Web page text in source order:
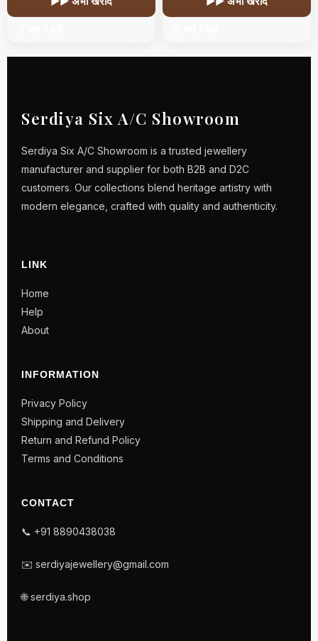
Serdiya Six A/C Showroom
Serdiya Six A/C Showroom is a trusted jewellery
manufacturer and supplier for both B2B and D2C
customers. Our collections blend heritage artistry with
modern elegance, crafted with quality and authenticity.
LINK
Home
Help
About
INFORMATION
Privacy Policy
Shipping and Delivery
Return and Refund Policy
Terms and Conditions
CONTACT
📞 +91 8890438038
✉️ serdiyajewellery@gmail.com
🌐 serdiya.shop